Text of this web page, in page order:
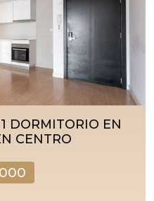
DORMITORIO EN
CENTRO